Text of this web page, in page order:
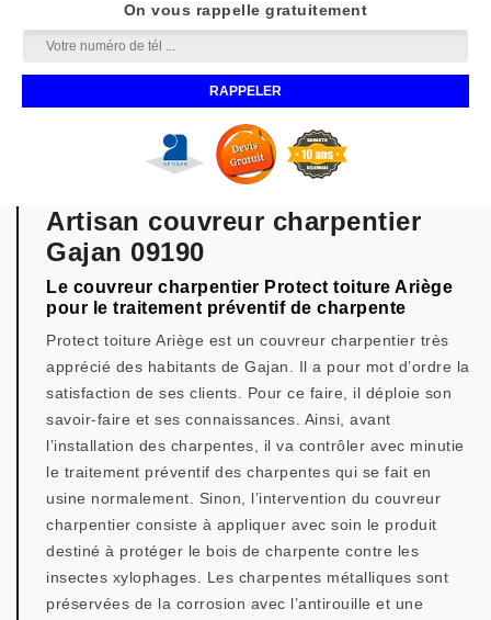
On vous rappelle gratuitement
Artisan couvreur charpentier
Gajan 09190
Le couvreur charpentier Protect toiture Ariège
pour le traitement préventif de charpente
Protect toiture Ariège est un couvreur charpentier très
apprécié des habitants de Gajan. Il a pour mot d’ordre la
satisfaction de ses clients. Pour ce faire, il déploie son
savoir-faire et ses connaissances. Ainsi, avant
l’installation des charpentes, il va contrôler avec minutie
le traitement préventif des charpentes qui se fait en
usine normalement. Sinon, l’intervention du couvreur
charpentier consiste à appliquer avec soin le produit
destiné à protéger le bois de charpente contre les
insectes xylophages. Les charpentes métalliques sont
préservées de la corrosion avec l’antirouille et une